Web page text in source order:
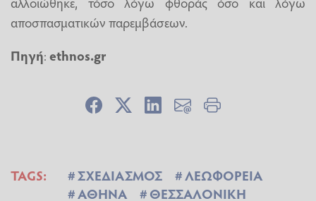
αποσπασματικών παρεμβάσεων.
Πηγή:ethnos.gr
TAGS: ΣΧΕΔΙΑΣΜΟΣ
ΛΕΩΦΟΡΕΙΑ
ΑΘΗΝΑ
ΘΕΣΣΑΛΟΝΙΚΗ